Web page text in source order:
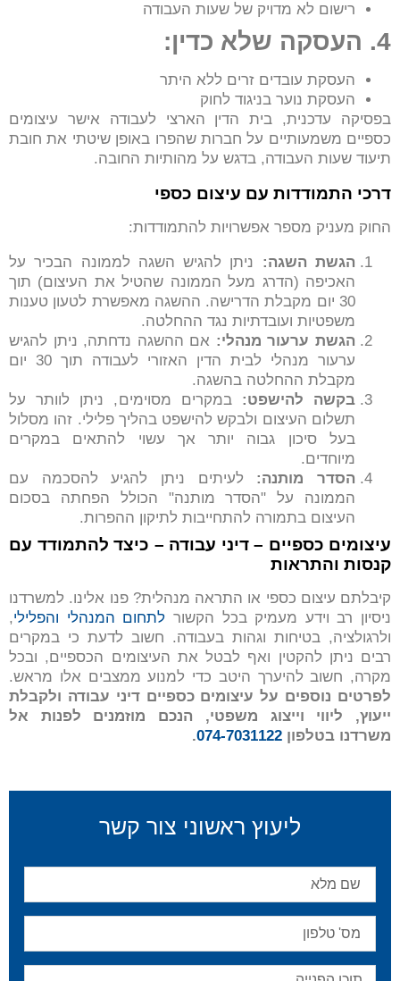
רישום לא מדויק של שעות העבודה
4. העסקה שלא כדין:
העסקת עובדים זרים ללא היתר
העסקת נוער בניגוד לחוק
בפסיקה עדכנית, בית הדין הארצי לעבודה אישר עיצומים
כספיים משמעותיים על חברות שהפרו באופן שיטתי את חובת
תיעוד שעות העבודה, בדגש על מהותיות החובה.
דרכי התמודדות עם עיצום כספי
החוק מעניק מספר אפשרויות להתמודדות:
הגשת השגה: ניתן להגיש השגה לממונה הבכיר על
האכיפה (הדרג מעל הממונה שהטיל את העיצום) תוך
30 יום מקבלת הדרישה. ההשגה מאפשרת לטעון טענות
משפטיות ועובדתיות נגד ההחלטה.
הגשת ערעור מנהלי: אם ההשגה נדחתה, ניתן להגיש
ערעור מנהלי לבית הדין האזורי לעבודה תוך 30 יום
מקבלת ההחלטה בהשגה.
בקשה להישפט: במקרים מסוימים, ניתן לוותר על
תשלום העיצום ולבקש להישפט בהליך פלילי. זהו מסלול
בעל סיכון גבוה יותר אך עשוי להתאים במקרים
מיוחדים.
הסדר מותנה: לעיתים ניתן להגיע להסכמה עם
הממונה על "הסדר מותנה" הכולל הפחתה בסכום
העיצום בתמורה להתחייבות לתיקון ההפרות.
עיצומים כספיים – דיני עבודה – כיצד להתמודד עם
קנסות והתראות
קיבלתם עיצום כספי או התראה מנהלית? פנו אלינו. למשרדנו
ניסיון רב וידע מעמיק בכל הקשור לתחום המנהלי והפלילי,
ולרגולציה, בטיחות וגהות בעבודה. חשוב לדעת כי במקרים
רבים ניתן להקטין ואף לבטל את העיצומים הכספיים, ובכל
מקרה, חשוב להיערך היטב כדי למנוע ממצבים אלו מראש.
לפרטים נוספים על עיצומים כספיים דיני עבודה ולקבלת
ייעוץ, ליווי וייצוג משפטי, הנכם מוזמנים לפנות אל
משרדנו בטלפון 074-7031122
.
ליעוץ ראשוני צור קשר